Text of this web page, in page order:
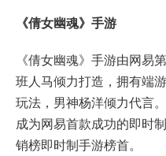
网易第一战斗网游《大唐
系，集结超过5000万好战
2016年底推出首部跨国远
联合远征和世界任务体系
《大唐无双》手游